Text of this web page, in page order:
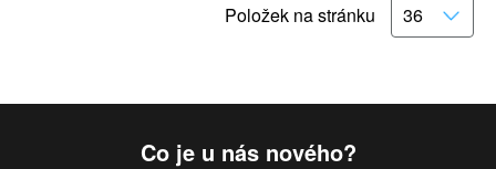
Položek na stránku
Co je u nás nového?